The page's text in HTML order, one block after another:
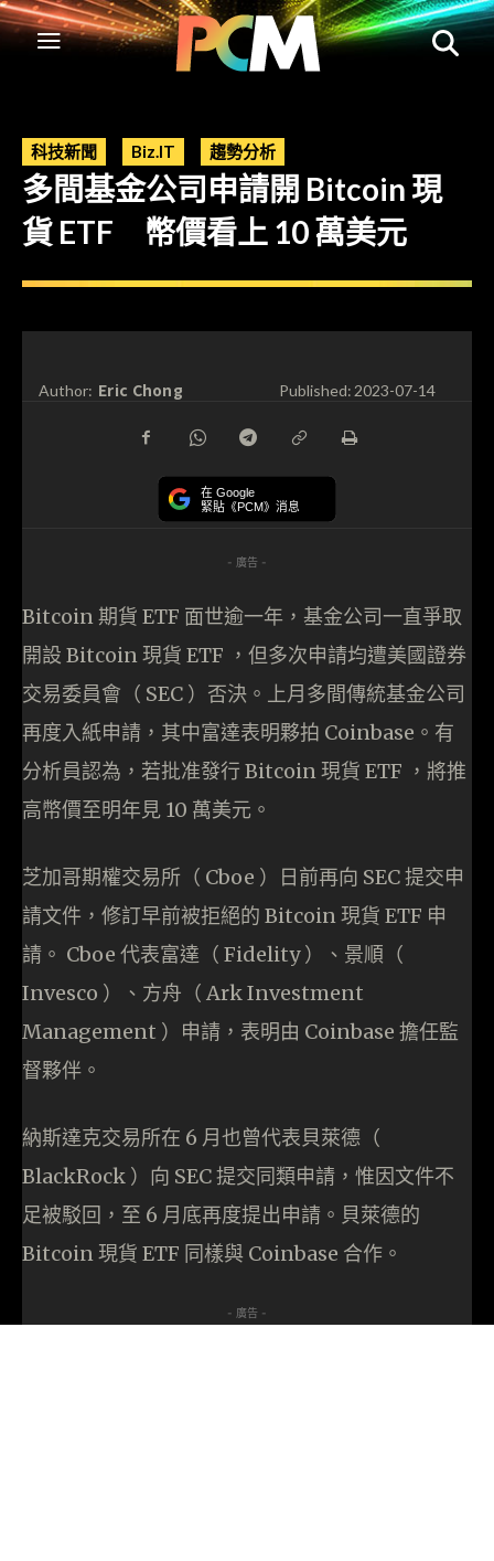
科技新聞 Biz.IT 趨勢分析
多間基金公司申請開 Bitcoin 現
貨 ETF 幣價看上 10 萬美元
Author: Eric Chong Published:2023-07-14
在 Google
緊貼《PCM》消息
- 廣告 -
Bitcoin 期貨 ETF 面世逾一年，基金公司一直爭取
開設 Bitcoin 現貨 ETF ，但多次申請均遭美國證券
交易委員會（ SEC ）否決。上月多間傳統基金公司
再度入紙申請，其中富達表明夥拍 Coinbase。有
分析員認為，若批准發行 Bitcoin 現貨 ETF ，將推
高幣價至明年見 10 萬美元。
芝加哥期權交易所（ Cboe ）日前再向 SEC 提交申
請文件，修訂早前被拒絕的 Bitcoin 現貨 ETF 申
請。 Cboe 代表富達（ Fidelity ）、景順（
Invesco ）、方舟（ Ark Investment
Management ）​​申請，表明由 Coinbase 擔任監
督夥伴。
納斯達克交易所在 6 月也曾代表貝萊德（
BlackRock ）向 SEC 提交同類申請，惟因文件不
足被駁回，至 6 月底再度提出申請。貝萊德的
Bitcoin 現貨 ETF 同樣與 Coinbase 合作。
- 廣告 -